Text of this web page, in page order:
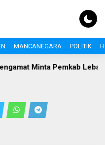
MANCANEGARA POLITIK
Minta Pemkab Lebak